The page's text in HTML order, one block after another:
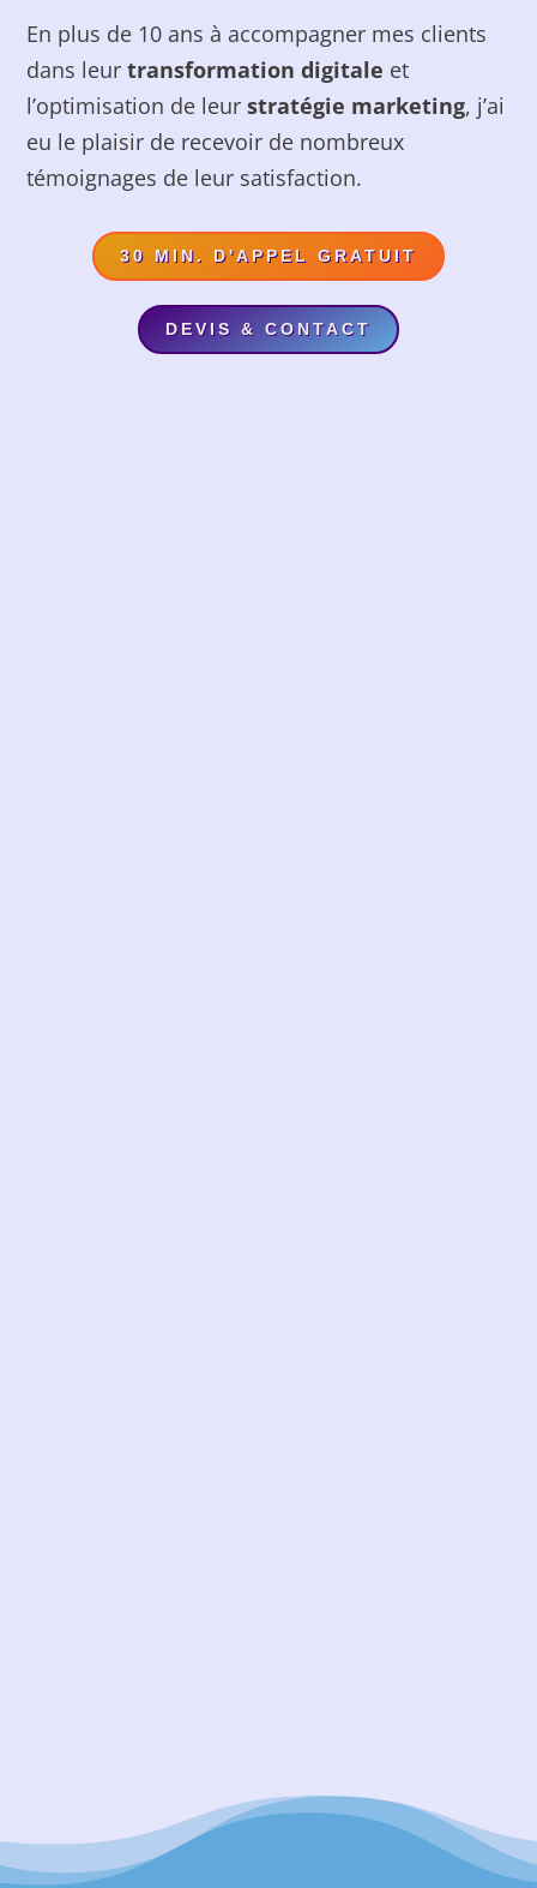
En plus de 10 ans à accompagner mes clients
dans leurtransformation digitale et
l’optimisation de leurstratégie marketing, j’ai
eu le plaisir de recevoir de nombreux
témoignages de leur satisfaction.
30 MIN. D'APPEL GRATUIT
DEVIS & CONTACT